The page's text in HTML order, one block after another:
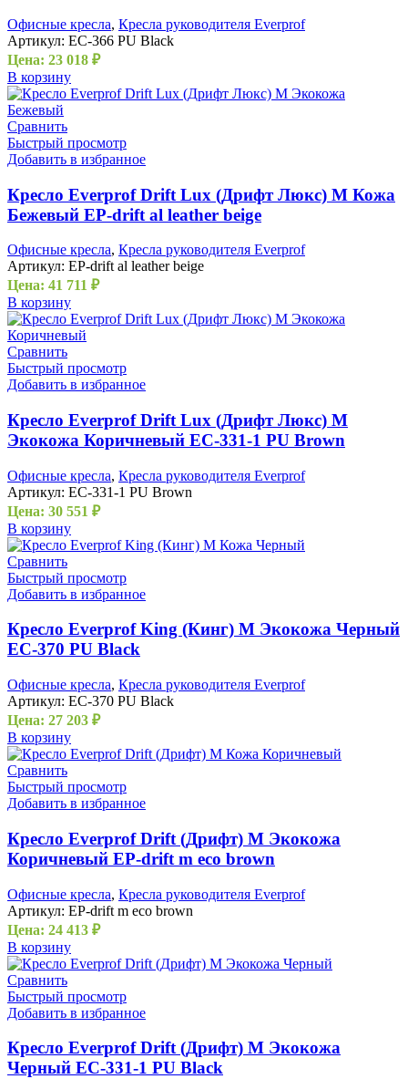
Офисные кресла, Кресла руководителя Everprof
Артикул: EC-366 PU Black
Цена: 23 018 ₽
В корзину
Сравнить
Быстрый просмотр
Добавить в избранное
Кресло Everprof Drift Lux (Дрифт Люкс) M Кожа
Бежевый EP-drift al leather beige
Офисные кресла, Кресла руководителя Everprof
Артикул: EP-drift al leather beige
Цена: 41 711 ₽
В корзину
Сравнить
Быстрый просмотр
Добавить в избранное
Кресло Everprof Drift Lux (Дрифт Люкс) M
Экокожа Коричневый EC-331-1 PU Brown
Офисные кресла, Кресла руководителя Everprof
Артикул: EC-331-1 PU Brown
Цена: 30 551 ₽
В корзину
Сравнить
Быстрый просмотр
Добавить в избранное
Кресло Everprof King (Кинг) M Экокожа Черный
EC-370 PU Black
Офисные кресла, Кресла руководителя Everprof
Артикул: EC-370 PU Black
Цена: 27 203 ₽
В корзину
Сравнить
Быстрый просмотр
Добавить в избранное
Кресло Everprof Drift (Дрифт) M Экокожа
Коричневый EP-drift m eco brown
Офисные кресла, Кресла руководителя Everprof
Артикул: EP-drift m eco brown
Цена: 24 413 ₽
В корзину
Сравнить
Быстрый просмотр
Добавить в избранное
Кресло Everprof Drift (Дрифт) M Экокожа
Черный EC-331-1 PU Black